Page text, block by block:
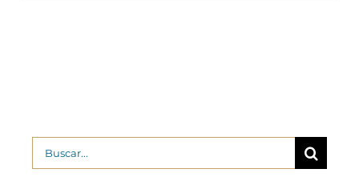
Buscar: